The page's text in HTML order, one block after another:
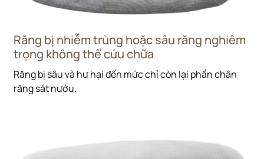
Răng bị nhiễm trùng hoặc sâu răng nghiêm
trọng không thể cứu chữa
Răng bị sâu và hư hại đến mức chỉ còn lại phần chân
răng sát nướu.